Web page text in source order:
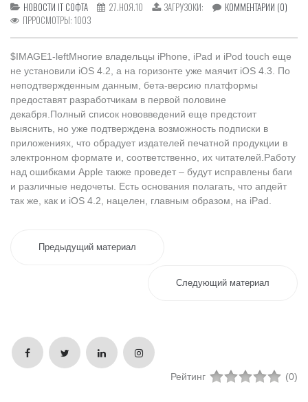
НОВОСТИ IT СОФТА 27.НОЯ.10 ЗАГРУЗОКИ:
КОММЕНТАРИИ (0)
ПРРОСМОТРЫ: 1003
$IMAGE1-leftМногие владельцы iPhone, iPad и iPod touch еще
не установили iOS 4.2, а на горизонте уже маячит iOS 4.3. По
неподтвержденным данным, бета-версию платформы
предоставят разработчикам в первой половине
декабря.Полный список нововведений еще предстоит
выяснить, но уже подтверждена возможность подписки в
приложениях, что обрадует издателей печатной продукции в
электронном формате и, соответственно, их читателей.Работу
над ошибками Apple также проведет – будут исправлены баги
и различные недочеты. Есть основания полагать, что апдейт
так же, как и iOS 4.2, нацелен, главным образом, на iPad.
Предыдущий материал
Следующий материал
Рейтинг (0)